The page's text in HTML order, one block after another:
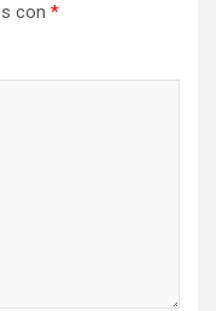
con *